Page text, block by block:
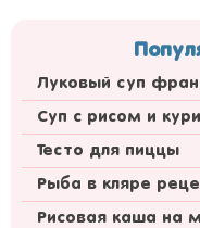
Луковый суп
Суп с рисом и
Тесто для пиццы
Рыба в кляре
Рисовая каша на